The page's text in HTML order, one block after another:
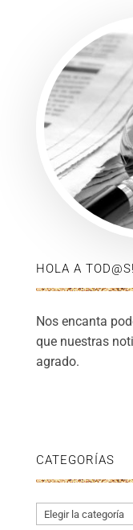
HOLA A TOD@S!
Nos encanta
que nuestras
agrado.
CATEGORÍAS
Categorías